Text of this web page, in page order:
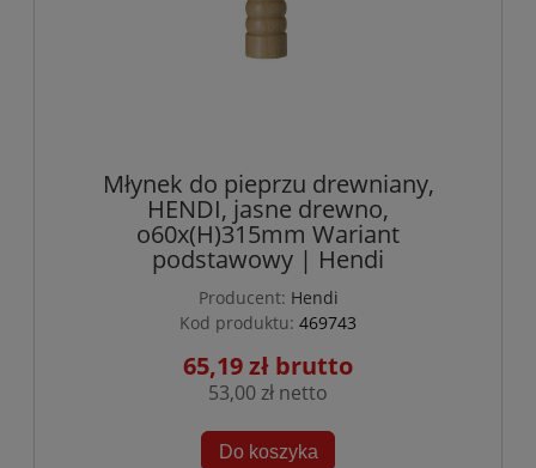
Młynek do pieprzu drewniany,
HENDI, jasne drewno,
o60x(H)315mm Wariant
podstawowy | Hendi
Producent: Hendi
Kod produktu: 469743
65,19 zł
53,00 zł
Do koszyka